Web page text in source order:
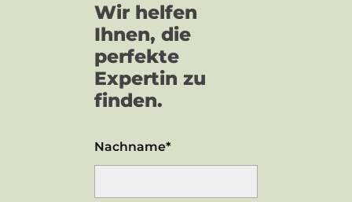
Wir helfen
Ihnen, die
perfekte
Expertin zu
finden.
Nachname*